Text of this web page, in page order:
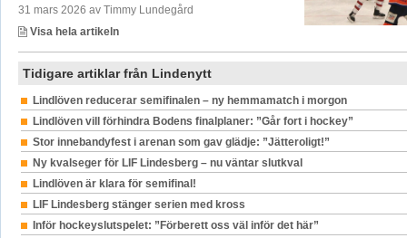
31 mars 2026 av Timmy Lundegård
Visa hela artikeln
Tidigare artiklar från Lindenytt
Lindlöven reducerar semifinalen – ny hemmamatch i morgon
Lindlöven vill förhindra Bodens finalplaner: ”Går fort i hockey”
Stor innebandyfest i arenan som gav glädje: ”Jätteroligt!”
Ny kvalseger för LIF Lindesberg – nu väntar slutkval
Lindlöven är klara för semifinal!
LIF Lindesberg stänger serien med kross
Inför hockeyslutspelet: ”Förberett oss väl inför det här”